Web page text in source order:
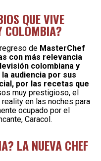
QUE VIVE
COLOMBIA?
de MasterChef
con más relevancia
colombiana y
audiencia por sus
por las recetas que
muy prestigioso, el
en las noches para
ocupado por el
Caracol.
LA NUEVA CHEF